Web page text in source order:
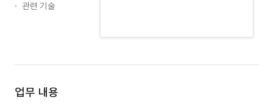
관련 기술
업무 내용